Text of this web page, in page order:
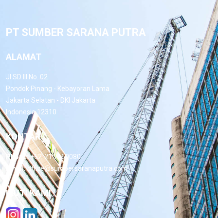
PT SUMBER SARANA PUTRA
ALAMAT
Jl.SD III No. 02
Pondok Pinang - Kebayoran Lama
Jakarta Selatan - DKI Jakarta
Indonesia 12310
KONTAK
Phone: +62-21 7660080
Email:office@sumbersaranaputra.com
IKUTI KAMI